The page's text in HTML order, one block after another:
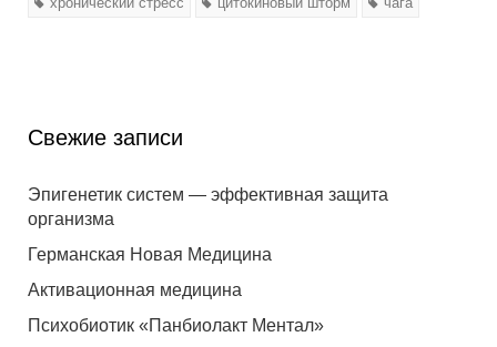
Свежие записи
Эпигенетик систем — эффективная защита
организма
Германская Новая Медицина
Активационная медицина
Психобиотик «Панбиолакт Ментал»